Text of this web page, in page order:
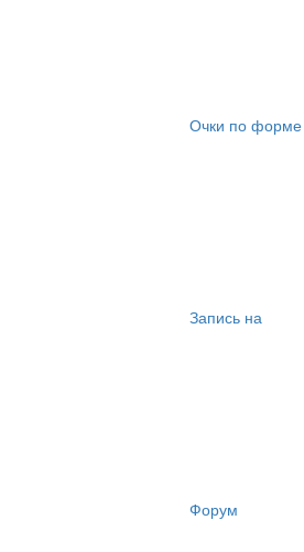
Очки по форме
Запись на
Форум